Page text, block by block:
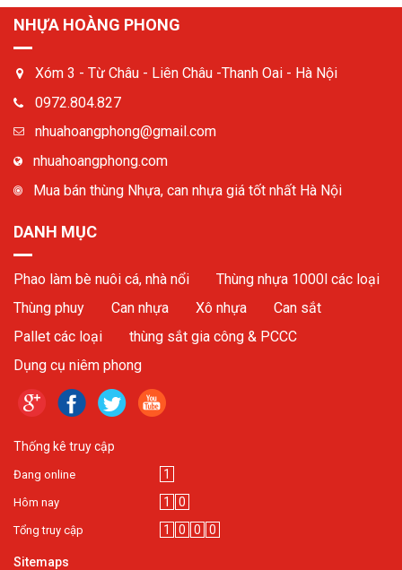
NHỰA HOÀNG PHONG
Xóm 3 - Từ Châu - Liên Châu -Thanh Oai - Hà Nội
0972.804.827
nhuahoangphong@gmail.com
nhuahoangphong.com
Mua bán thùng Nhựa, can nhựa giá tốt nhất Hà Nội
DANH MỤC
Phao làm bè nuôi cá, nhà nổi
Thùng nhựa 1000l các loại
Thùng phuy
Can nhựa Xô nhựa
Can sắt
Pallet các loại
thùng sắt gia công & PCCC
Dụng cụ niêm phong
Thống kê truy cập
Đang online 1
Hôm nay 1 0
Tổng truy cập 1 0 0 0
Sitemaps